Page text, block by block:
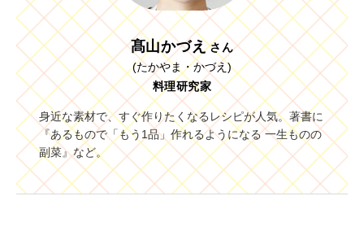
髙山かづえ さん
(たかやま・かづえ)
料理研究家
身近な素材で、すぐ作りたくなるレシピが人気。著書に
『あるもので「もう1品」作れるようになる 一生ものの
副菜』など。